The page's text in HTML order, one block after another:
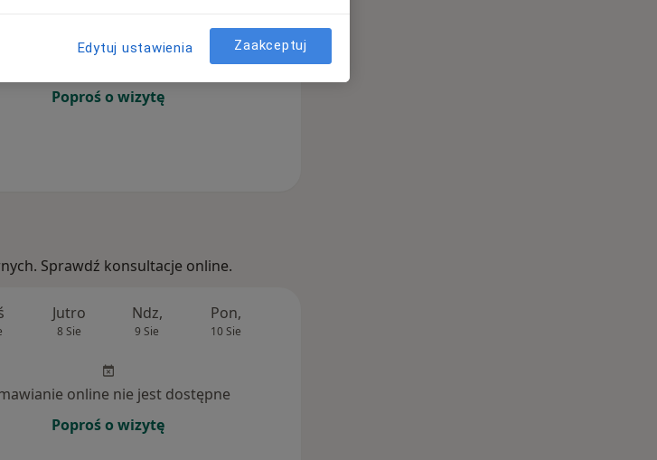
10 Sie 11 Sie
online nie jest dostępne
Poproś o wizytę
Sprawdź konsultacje online.
Jutro
8 Sie
Ndz,
9 Sie
Pon,
10 Sie
online nie jest dostępne
Poproś o wizytę
Edytuj ustawienia Zaakceptuj